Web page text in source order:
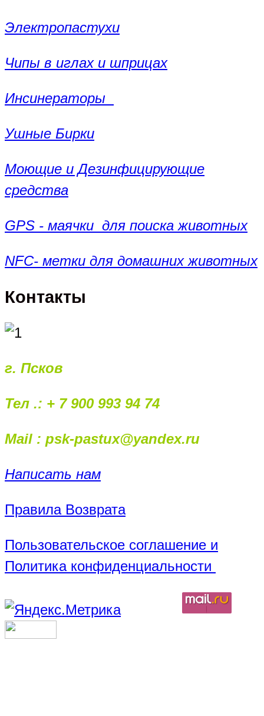
Электропастухи
Чипы в иглах и шприцах
Инсинераторы
Ушные Бирки
Моющие и Дезинфицирующие
средства
GPS - маячки для поиска животных
NFC- метки для домашних животных
Контакты
г. Псков
Тел .: + 7 900 993 94 74
Mail : psk-pastux@yandex.ru
Написать нам
Правила Возврата
Пользовательское соглашение и
Политика конфиденциальности